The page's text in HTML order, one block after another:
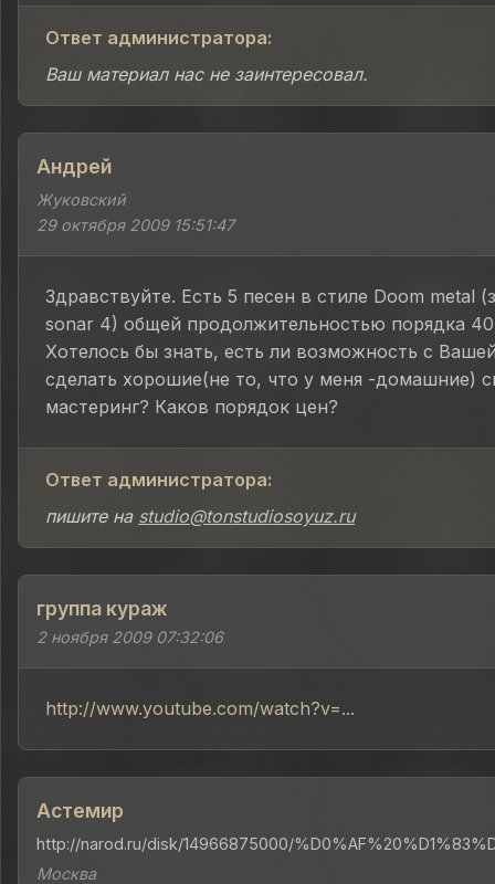
Ответ администратора:
Ваш материал нас не заинтересовал.
Андрей
Жуковский
29 октября 2009 15:51:47
Здравствуйте. Есть 5 песен в стиле Doom metal
sonar 4) общей продолжительностью порядка
Хотелось бы знать, есть ли возможность с
сделать хорошие(не то, что у меня -домашние)
мастеринг? Каков порядок цен?
Ответ администратора:
пишите на studio@tonstudiosoyuz.ru
группа кураж
2 ноября 2009 07:32:06
http://www.youtube.com/watch?v=...
Астемир
http://narod.ru/disk/14966875000/
Москва